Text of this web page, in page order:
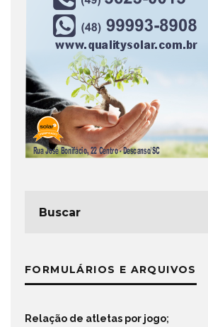
FORMULÁRIOS E ARQUIVOS
Relação de atletas por jogo;